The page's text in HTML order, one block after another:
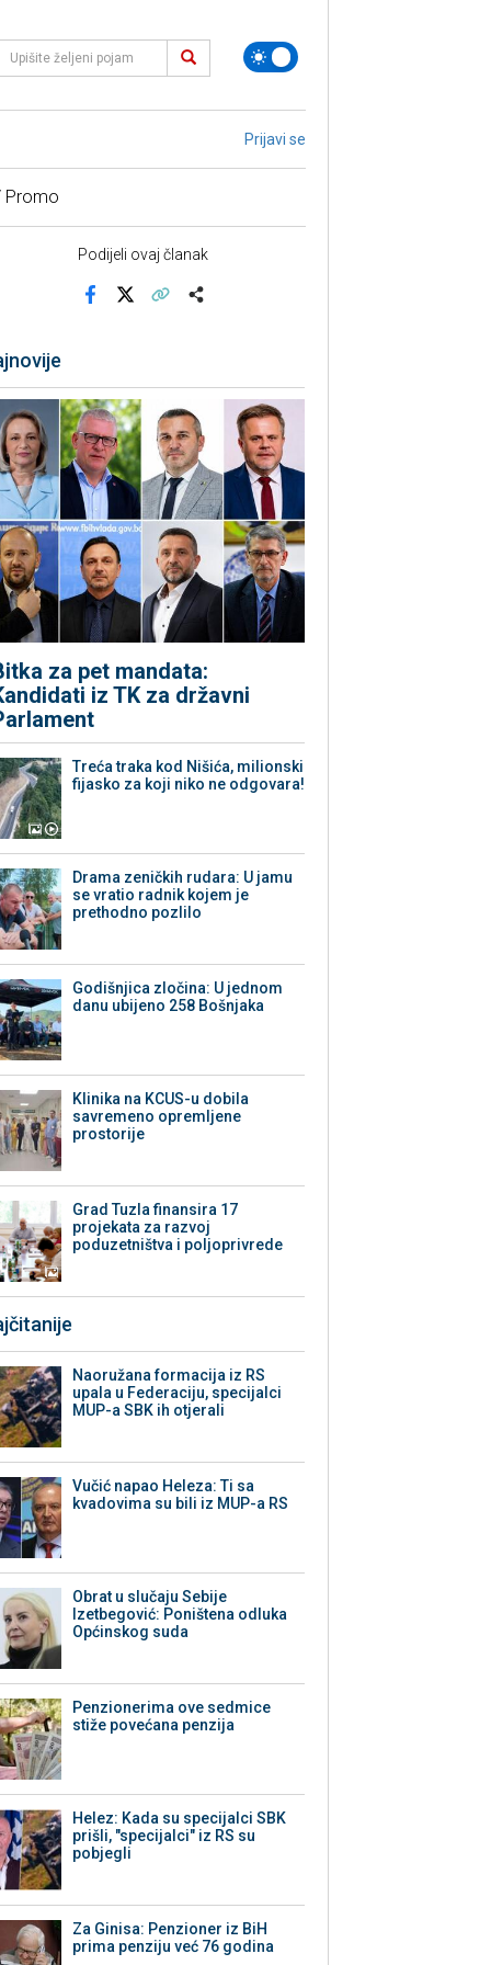
Prijavi se
Promo
Podijeli ovaj članak
za pet mandata:
iz TK za državni
Treća traka kod Nišića, milionski
fijasko za koji niko ne odgovara!
Drama zeničkih rudara: U jamu
se vratio radnik kojem je
prethodno pozlilo
Godišnjica zločina: U jednom
danu ubijeno 258 Bošnjaka
Klinika na KCUS-u dobila
savremeno opremljene
prostorije
Grad Tuzla finansira 17
projekata za razvoj
poduzetništva i poljoprivrede
Naoružana formacija iz RS
upala u Federaciju, specijalci
MUP-a SBK ih otjerali
Vučić napao Heleza: Ti sa
kvadovima su bili iz MUP-a RS
Obrat u slučaju Sebije
Izetbegović: Poništena odluka
Općinskog suda
Penzionerima ove sedmice
stiže povećana penzija
Helez: Kada su specijalci SBK
prišli, "specijalci" iz RS su
pobjegli
Za Ginisa: Penzioner iz BiH
prima penziju već 76 godina